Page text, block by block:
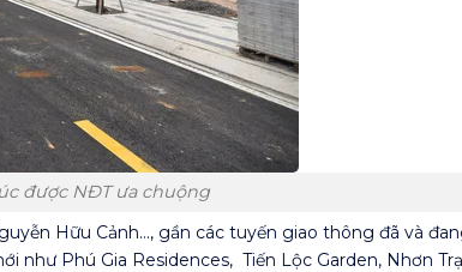
được NĐT ưa chuộng
Hữu Cảnh…, gần các tuyến giao thông đã và
như Phú Gia Residences, Tiến Lộc Garden, Nhơn